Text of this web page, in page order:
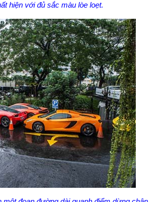
hiện với đủ sắc màu lòe loẹt.